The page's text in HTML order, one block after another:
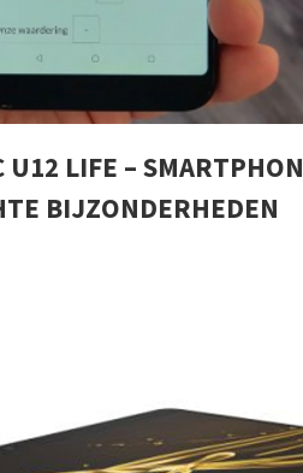
U12 LIFE –
BIJZONDERHEDEN